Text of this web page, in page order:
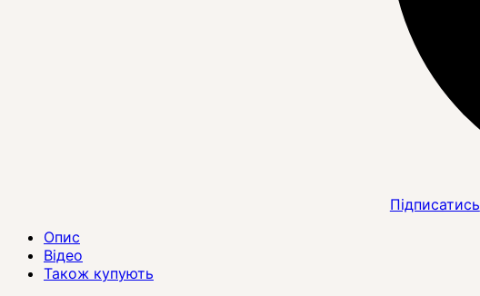
Підписатись
Опис
Відео
Також купують